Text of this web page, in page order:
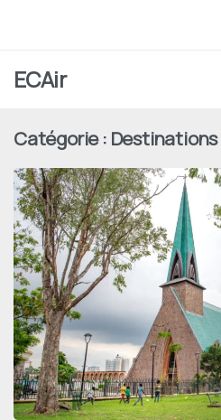
ECAir
Catégorie : Destinations